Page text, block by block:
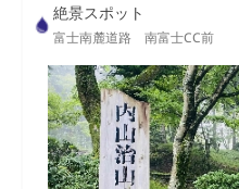
絶景スポット
富士南麓道路 南富士CC前